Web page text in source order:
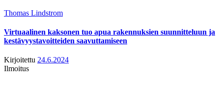
Thomas Lindstrom
Virtuaalinen kaksonen tuo apua rakennuksien suunnitteluun ja
kestävyystavoitteiden saavuttamiseen
Kirjoitettu 24.6.2024
Ilmoitus